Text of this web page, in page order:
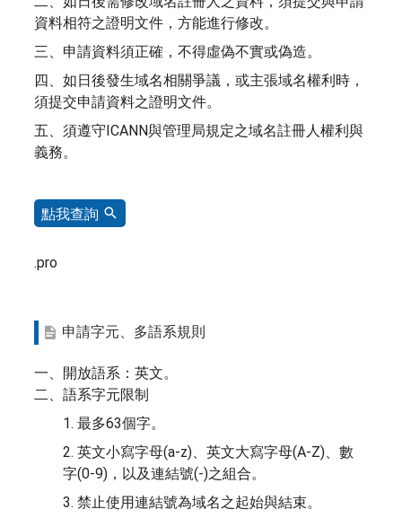
資料相符之證明文件，方能進行修改。
三、申請資料須正確，不得虛偽不實或偽造。
四、如日後發生域名相關爭議，或主張域名權利時，
須提交申請資料之證明文件。
五、須遵守ICANN與管理局規定之域名註冊人權利與
義務。
點我查詢
.pro
申請字元、多語系規則
一、開放語系：英文。
二、語系字元限制
1. 最多63個字。
2. 英文小寫字母(a-z)、英文大寫字母(A-Z)、數
字(0-9)，以及連結號(-)之組合。
3. 禁止使用連結號為域名之起始與結束。